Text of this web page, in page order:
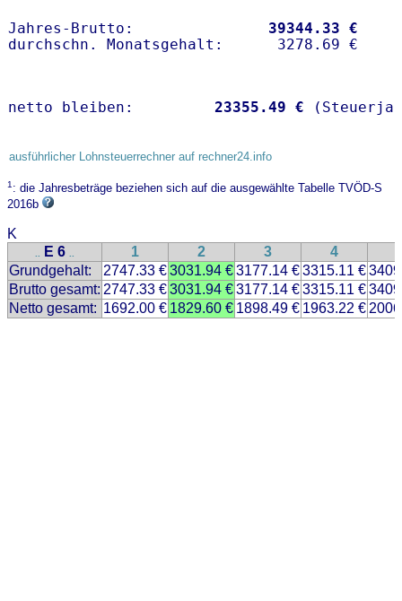
Jahres-Brutto: 39344.33 €
netto bleiben: 23355.49 €
ausführlicher Lohnsteuerrechner auf rechner24.info
1: die Jahresbeträge beziehen sich auf die ausgewählte Tabelle TVÖD-S
2016b
K
.. E 6 .. 1 2 3 4
Grundgehalt:
2747.33 €3031.94 €3177.14 €3315.11 €
Brutto gesamt: 2747.33 €3031.94 €3177.14 €3315.11 €
Netto gesamt: 1692.00 € 1829.60 € 1898.49 € 1963.22 €